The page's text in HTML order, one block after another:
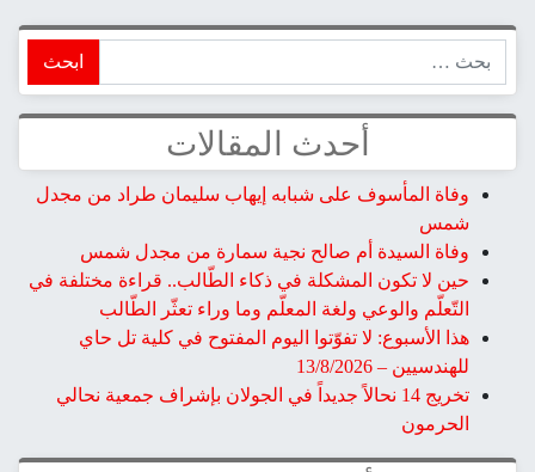
أحدث المقالات
وفاة المأسوف على شبابه إيهاب سليمان طراد من مجدل
شمس
وفاة السيدة أم صالح نجية سمارة من مجدل شمس
حين لا تكون المشكلة في ذكاء الطّالب.. قراءة مختلفة في
التّعلّم والوعي ولغة المعلّم وما وراء تعثّر الطّالب
هذا الأسبوع: لا تفوّتوا اليوم المفتوح في كلية تل حاي
للهندسيين – 13/8/2026
تخريج 14 نحالاً جديداً في الجولان بإشراف جمعية نحالي
الحرمون